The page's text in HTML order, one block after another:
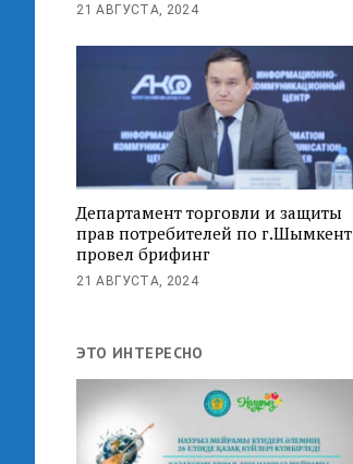
21 АВГУСТА, 2024
Департамент торговли и защиты
прав потребителей по г.Шымкент
провел брифинг
21 АВГУСТА, 2024
ЭТО ИНТЕРЕСНО